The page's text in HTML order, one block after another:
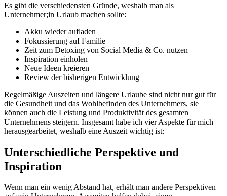
Es gibt die verschiedensten Gründe, weshalb man als
Unternehmer;in Urlaub machen sollte:
Akku wieder aufladen
Fokussierung auf Familie
Zeit zum Detoxing von Social Media & Co. nutzen
Inspiration einholen
Neue Ideen kreieren
Review der bisherigen Entwicklung
Regelmäßige Auszeiten und längere Urlaube sind nicht nur gut für
die Gesundheit und das Wohlbefinden des Unternehmers, sie
können auch die Leistung und Produktivität des gesamten
Unternehmens steigern. Insgesamt habe ich vier Aspekte für mich
herausgearbeitet, weshalb eine Auszeit wichtig ist:
Unterschiedliche Perspektive und
Inspiration
Wenn man ein wenig Abstand hat, erhält man andere Perspektiven